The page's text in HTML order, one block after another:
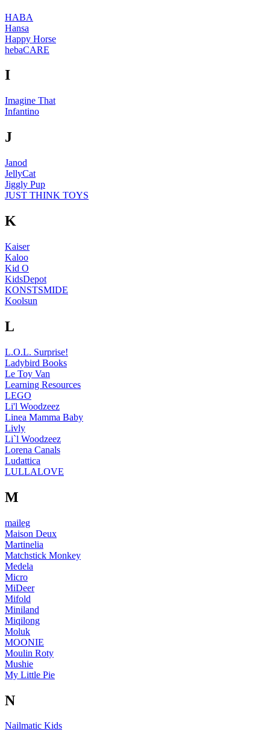
HABA
Hansa
Happy Horse
hebaCARE
I
Imagine That
Infantino
J
Janod
JellyCat
Jiggly Pup
JUST THINK TOYS
K
Kaiser
Kaloo
Kid O
KidsDepot
KONSTSMIDE
Koolsun
L
L.O.L. Surprise!
Ladybird Books
Le Toy Van
Learning Resources
LEGO
Li'l Woodzeez
Linea Mamma Baby
Livly
Li`l Woodzeez
Lorena Canals
Ludattica
LULLALOVE
M
maileg
Maison Deux
Martinelia
Matchstick Monkey
Medela
Micro
MiDeer
Mifold
Miniland
Miqilong
Moluk
MOONIE
Moulin Roty
Mushie
My Little Pie
N
Nailmatic Kids